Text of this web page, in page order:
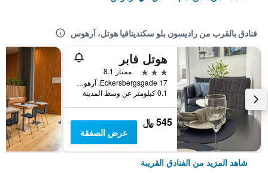
فنادق بالقرب من راديسون بلو سكندينافيا هوتل، آرهوس
هوتل فابر
3 نجوم
ممتاز 8.1
Eckersbergsgade 17, آرهوس, مقاطعة جوتلاند الوسطى, الدانمارك
0.1 كيلومتر عن وسط المدينة
545 ﷼
عرض الصفقة
شاهد المزيد من الفنادق القريبة